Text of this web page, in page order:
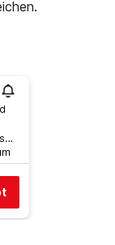
via domitiana km 31, Castel Volturno, Provinz Caserta, Italien